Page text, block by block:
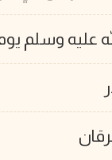
عليه وسلم